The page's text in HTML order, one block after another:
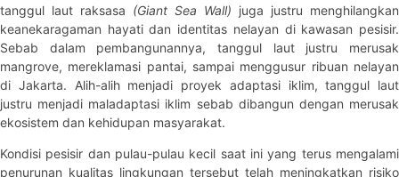
tanggul laut raksasa (Giant Sea Wall) juga justru menghilangkan
keanekaragaman hayati dan identitas nelayan di kawasan pesisir.
Sebab dalam pembangunannya, tanggul laut justru merusak
mangrove, mereklamasi pantai, sampai menggusur ribuan nelayan
di Jakarta. Alih-alih menjadi proyek adaptasi iklim, tanggul laut
justru menjadi maladaptasi iklim sebab dibangun dengan merusak
ekosistem dan kehidupan masyarakat.
Kondisi pesisir dan pulau-pulau kecil saat ini yang terus mengalami
penurunan kualitas lingkungan tersebut telah meningkatkan risiko